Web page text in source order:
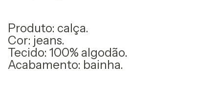
Produto: calça.
Cor: jeans.
Tecido: 100% algodão.
Acabamento: bainha.